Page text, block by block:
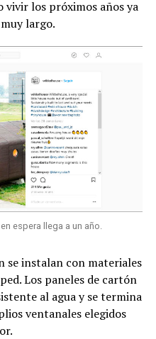
los próximos años ya
largo.
espera llega a un año.
se instalan con materiales
Los paneles de cartón
al agua y se termina
ventanales elegidos